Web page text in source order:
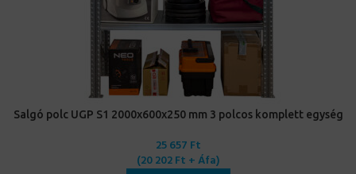
Salgó polc UGP S1 2000x600x250 mm 3 polcos komplett egység
25 657 Ft
(20 202Ft + Áfa)